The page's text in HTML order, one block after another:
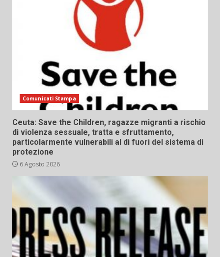
Comunicati Stampa
Ceuta: Save the Children, ragazze migranti a rischio
di violenza sessuale, tratta e sfruttamento,
particolarmente vulnerabili al di fuori del sistema di
protezione
6 Agosto 2026